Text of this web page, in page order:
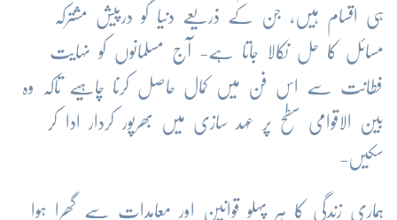
ہی اقسام ہیں، جن کے ذریعے دنیا کو درپیش مشترکہ
مسائل کا حل نکالا جاتا ہے- آج مسلمانوں کو نہایت
فطانت سے اس فن میں کمال حاصل کرنا چاہیے تاکہ وہ
بین الاقوامی سطح پر عہد سازی میں بھرپور کردار ادا کر
سکیں-
ہماری زندگی کا ہر پہلو قوانین اور معاہدات سے گھرا ہوا